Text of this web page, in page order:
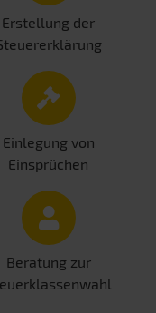
Erstellung der
Einlegung von
Einsprüchen
Beratung zur